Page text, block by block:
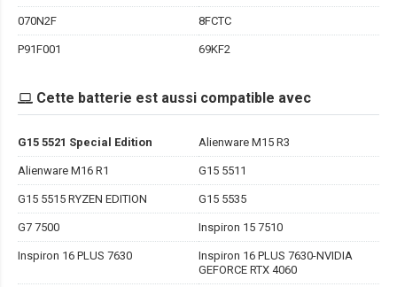
070N2F 8FCTC
P91F001 69KF2
Cette batterie est aussi compatible avec
G15 5521 Special Edition Alienware M15 R3
Alienware M16 R1 G15 5511
G15 5515 RYZEN EDITION G15 5535
G7 7500 Inspiron 15 7510
Inspiron 16 PLUS 7630
Inspiron 16 PLUS 7630-NVIDIA
GEFORCE RTX 4060